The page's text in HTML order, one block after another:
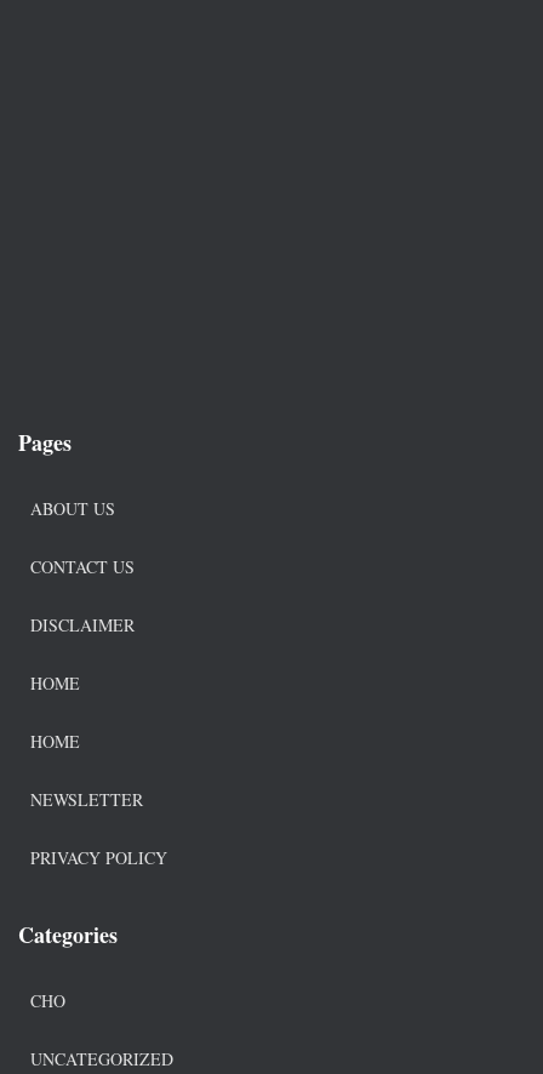
Pages
ABOUT US
CONTACT US
DISCLAIMER
HOME
HOME
NEWSLETTER
PRIVACY POLICY
Categories
CHO
UNCATEGORIZED